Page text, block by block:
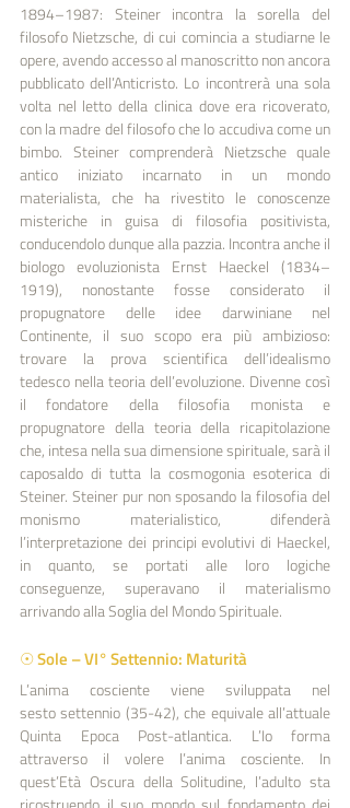
1894–1987: Steiner incontra la sorella del
filosofo Nietzsche, di cui comincia a studiarne le
opere, avendo accesso al manoscritto non ancora
pubblicato dell’Anticristo. Lo incontrerà una sola
volta nel letto della clinica dove era ricoverato,
con la madre del filosofo che lo accudiva come un
bimbo. Steiner comprenderà Nietzsche quale
antico iniziato incarnato in un mondo
materialista, che ha rivestito le conoscenze
misteriche in guisa di filosofia positivista,
conducendolo dunque alla pazzia. Incontra anche il
biologo evoluzionista Ernst Haeckel (1834–
1919), nonostante fosse considerato il
propugnatore delle idee darwiniane nel
Continente, il suo scopo era più ambizioso:
trovare la prova scientifica dell’idealismo
tedesco nella teoria dell’evoluzione. Divenne così
il fondatore della filosofia monista e
propugnatore della teoria della ricapitolazione
che, intesa nella sua dimensione spirituale, sarà il
caposaldo di tutta la cosmogonia esoterica di
Steiner. Steiner pur non sposando la filosofia del
monismo materialistico, difenderà
l’interpretazione dei principi evolutivi di Haeckel,
in quanto, se portati alle loro logiche
conseguenze, superavano il materialismo
arrivando alla Soglia del Mondo Spirituale.
☉ Sole – VI° Settennio: Maturità
L’anima cosciente viene sviluppata nel
sesto settennio (35-42), che equivale all’attuale
Quinta Epoca Post-atlantica. L’Io forma
attraverso il volere l’anima cosciente. In
quest’Età Oscura della Solitudine, l’adulto sta